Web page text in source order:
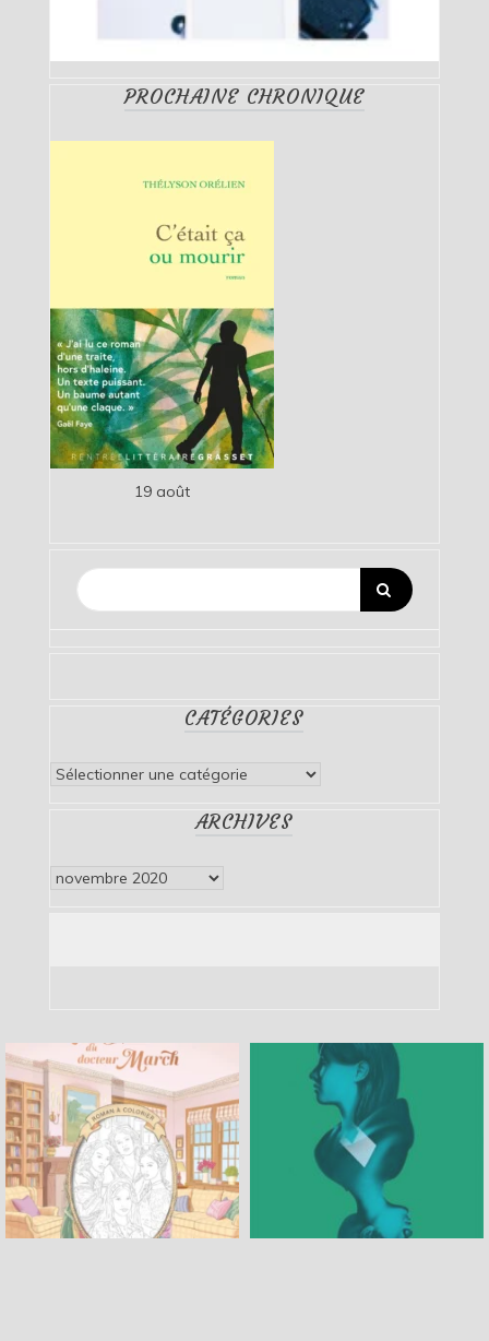
PROCHAINE CHRONIQUE
19 août
CATÉGORIES
Catégories
ARCHIVES
Archives